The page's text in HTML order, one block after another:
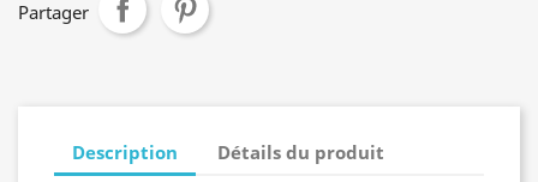
Partager
Description Détails du produit